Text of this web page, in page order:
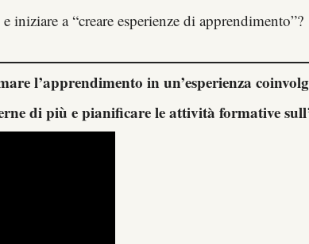
iniziare a “creare esperienze di apprendimento”?
l’apprendimento in un’esperienza
di più e pianificare le attività formative